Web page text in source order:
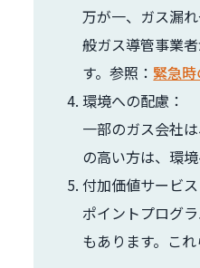
万が一、ガス漏
般ガス導管事業
す。参照： 緊急
環境への配慮：
一部のガス会社
の高い方は、環
付加価値サービス
ポイントプログ
もあります。こ